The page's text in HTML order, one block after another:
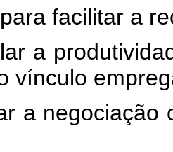
facilitar a
a
vínculo
a negociação